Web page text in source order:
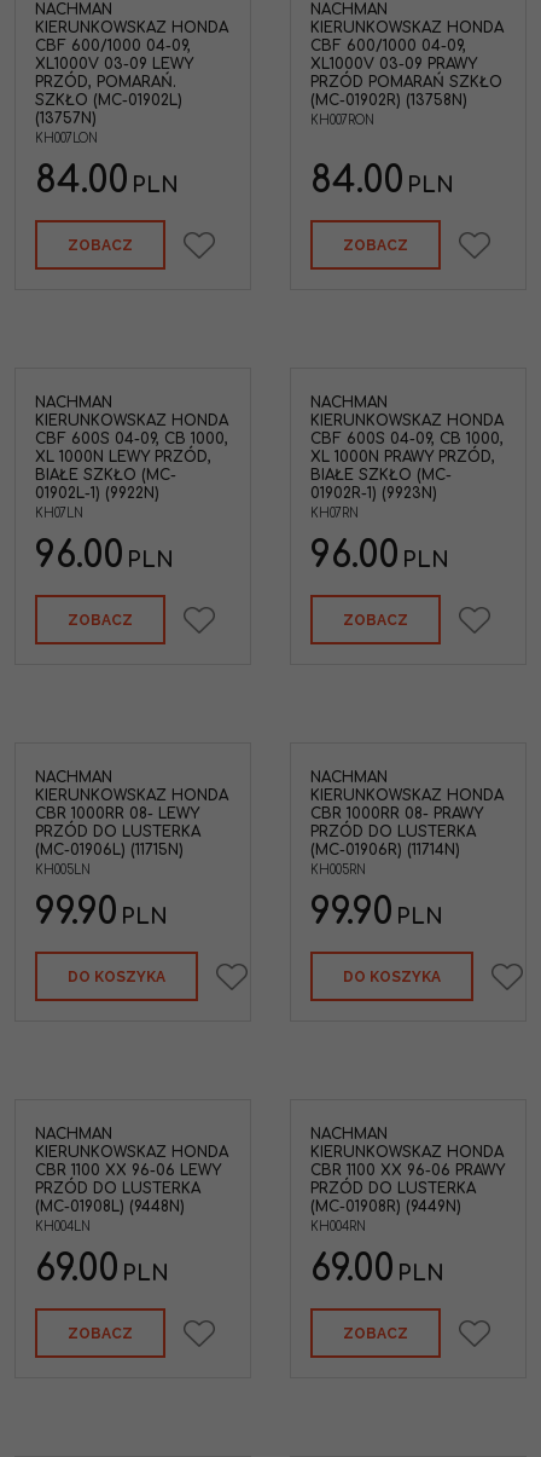
NACHMAN
KIERUNKOWSKAZ HONDA
CBF 600/1000 04-09,
XL1000V 03-09 LEWY
PRZÓD, POMARAŃ.
SZKŁO (MC-01902L)
(13757N)
KH007LON
84.00 PLN
ZOBACZ
NACHMAN
KIERUNKOWSKAZ HONDA
CBF 600/1000 04-09,
XL1000V 03-09 PRAWY
PRZÓD POMARAŃ SZKŁO
(MC-01902R) (13758N)
KH007RON
84.00 PLN
ZOBACZ
NACHMAN
KIERUNKOWSKAZ HONDA
CBF 600S 04-09, CB 1000,
XL 1000N LEWY PRZÓD,
BIAŁE SZKŁO (MC-
01902L-1) (9922N)
KH07LN
96.00 PLN
ZOBACZ
NACHMAN
KIERUNKOWSKAZ HONDA
CBF 600S 04-09, CB 1000,
XL 1000N PRAWY PRZÓD,
BIAŁE SZKŁO (MC-
01902R-1) (9923N)
KH07RN
96.00 PLN
ZOBACZ
NACHMAN
KIERUNKOWSKAZ HONDA
CBR 1000RR 08- LEWY
PRZÓD DO LUSTERKA
(MC-01906L) (11715N)
KH005LN
99.90 PLN
DO KOSZYKA
NACHMAN
KIERUNKOWSKAZ HONDA
CBR 1000RR 08- PRAWY
PRZÓD DO LUSTERKA
(MC-01906R) (11714N)
KH005RN
99.90 PLN
DO KOSZYKA
NACHMAN
KIERUNKOWSKAZ HONDA
CBR 1100 XX 96-06 LEWY
PRZÓD DO LUSTERKA
(MC-01908L) (9448N)
KH004LN
69.00 PLN
ZOBACZ
NACHMAN
KIERUNKOWSKAZ HONDA
CBR 1100 XX 96-06 PRAWY
PRZÓD DO LUSTERKA
(MC-01908R) (9449N)
KH004RN
69.00 PLN
ZOBACZ